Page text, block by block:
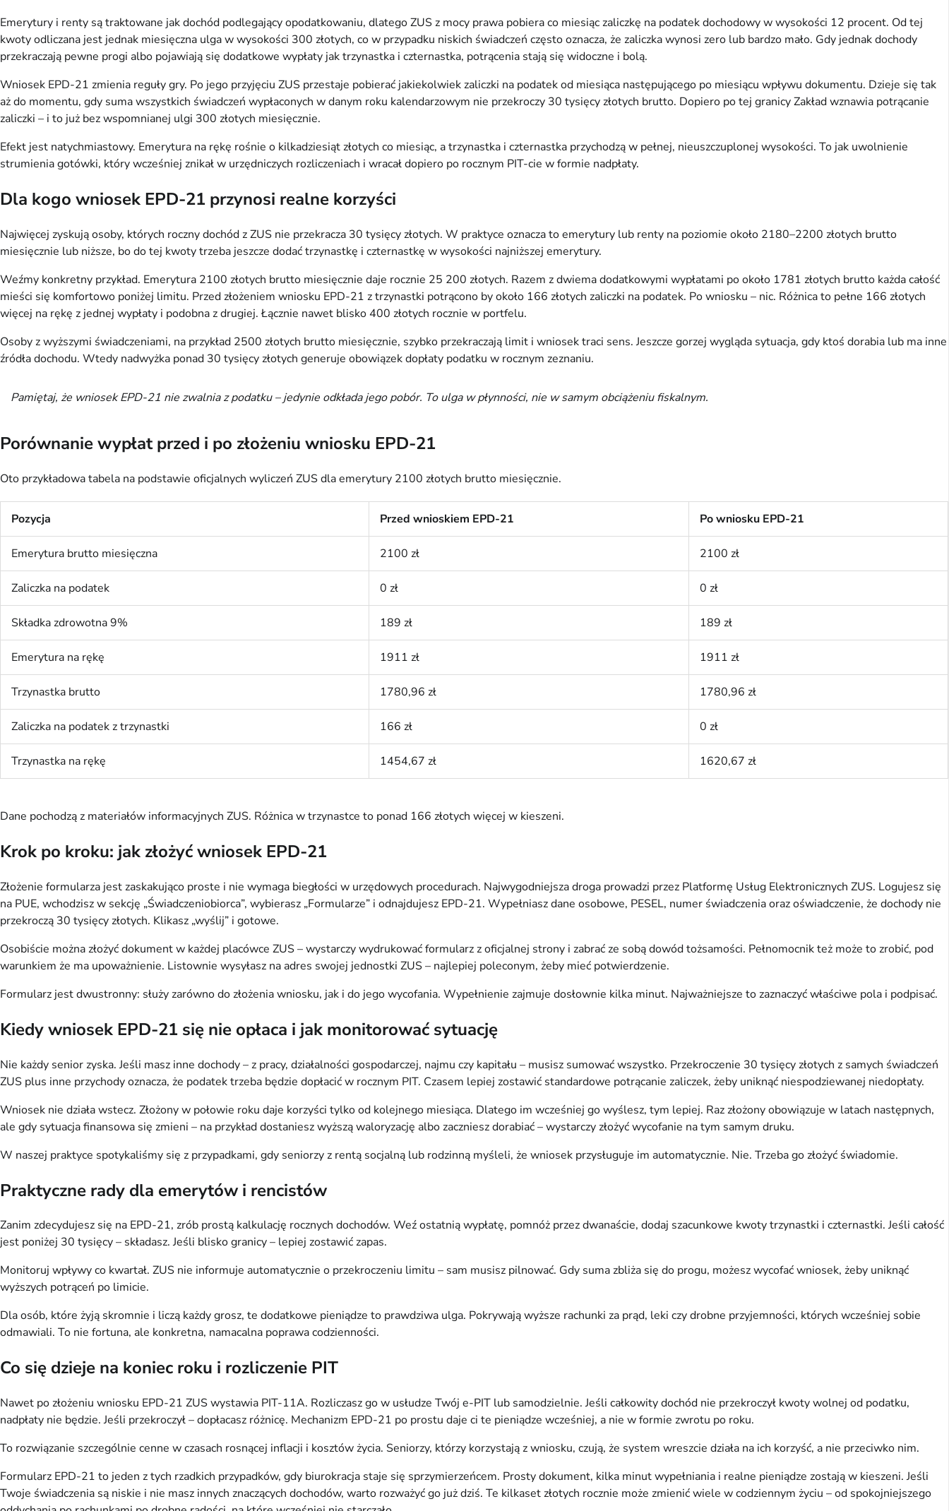
Emerytury i renty są traktowane jak dochód podlegający opodatkowaniu, dlatego ZUS z mocy prawa pobiera co miesiąc zaliczkę na podatek dochodowy w wysokości 12 procent. Od tej
kwoty odliczana jest jednak miesięczna ulga w wysokości 300 złotych, co w przypadku niskich świadczeń często oznacza, że zaliczka wynosi zero lub bardzo mało. Gdy jednak dochody
przekraczają pewne progi albo pojawiają się dodatkowe wypłaty jak trzynastka i czternastka, potrącenia stają się widoczne i bolą.
Wniosek EPD-21 zmienia reguły gry. Po jego przyjęciu ZUS przestaje pobierać jakiekolwiek zaliczki na podatek od miesiąca następującego po miesiącu wpływu dokumentu. Dzieje się tak
aż do momentu, gdy suma wszystkich świadczeń wypłaconych w danym roku kalendarzowym nie przekroczy 30 tysięcy złotych brutto. Dopiero po tej granicy Zakład wznawia potrącanie
zaliczki – i to już bez wspomnianej ulgi 300 złotych miesięcznie.
Efekt jest natychmiastowy. Emerytura na rękę rośnie o kilkadziesiąt złotych co miesiąc, a trzynastka i czternastka przychodzą w pełnej, nieuszczuplonej wysokości. To jak uwolnienie
strumienia gotówki, który wcześniej znikał w urzędniczych rozliczeniach i wracał dopiero po rocznym PIT-cie w formie nadpłaty.
Dla kogo wniosek EPD-21 przynosi realne korzyści
Najwięcej zyskują osoby, których roczny dochód z ZUS nie przekracza 30 tysięcy złotych. W praktyce oznacza to emerytury lub renty na poziomie około 2180–2200 złotych brutto
miesięcznie lub niższe, bo do tej kwoty trzeba jeszcze dodać trzynastkę i czternastkę w wysokości najniższej emerytury.
Weźmy konkretny przykład. Emerytura 2100 złotych brutto miesięcznie daje rocznie 25 200 złotych. Razem z dwiema dodatkowymi wypłatami po około 1781 złotych brutto każda całość
mieści się komfortowo poniżej limitu. Przed złożeniem wniosku EPD-21 z trzynastki potrącono by około 166 złotych zaliczki na podatek. Po wniosku – nic. Różnica to pełne 166 złotych
więcej na rękę z jednej wypłaty i podobna z drugiej. Łącznie nawet blisko 400 złotych rocznie w portfelu.
Osoby z wyższymi świadczeniami, na przykład 2500 złotych brutto miesięcznie, szybko przekraczają limit i wniosek traci sens. Jeszcze gorzej wygląda sytuacja, gdy ktoś dorabia lub ma inne
źródła dochodu. Wtedy nadwyżka ponad 30 tysięcy złotych generuje obowiązek dopłaty podatku w rocznym zeznaniu.
Pamiętaj, że wniosek EPD-21 nie zwalnia z podatku – jedynie odkłada jego pobór. To ulga w płynności, nie w samym obciążeniu fiskalnym.
Porównanie wypłat przed i po złożeniu wniosku EPD-21
Oto przykładowa tabela na podstawie oficjalnych wyliczeń ZUS dla emerytury 2100 złotych brutto miesięcznie.
Pozycja Przed wnioskiem EPD-21 Po wniosku EPD-21
Emerytura brutto miesięczna 2100 zł 2100 zł
Zaliczka na podatek 0 zł 0 zł
Składka zdrowotna 9% 189 zł 189 zł
Emerytura na rękę 1911 zł 1911 zł
Trzynastka brutto 1780,96 zł 1780,96 zł
Zaliczka na podatek z trzynastki 166 zł 0 zł
Trzynastka na rękę 1454,67 zł 1620,67 zł
Dane pochodzą z materiałów informacyjnych ZUS. Różnica w trzynastce to ponad 166 złotych więcej w kieszeni.
Krok po kroku: jak złożyć wniosek EPD-21
Złożenie formularza jest zaskakująco proste i nie wymaga biegłości w urzędowych procedurach. Najwygodniejsza droga prowadzi przez Platformę Usług Elektronicznych ZUS. Logujesz się
na PUE, wchodzisz w sekcję „Świadczeniobiorca”, wybierasz „Formularze” i odnajdujesz EPD-21. Wypełniasz dane osobowe, PESEL, numer świadczenia oraz oświadczenie, że dochody nie
przekroczą 30 tysięcy złotych. Klikasz „wyślij” i gotowe.
Osobiście można złożyć dokument w każdej placówce ZUS – wystarczy wydrukować formularz z oficjalnej strony i zabrać ze sobą dowód tożsamości. Pełnomocnik też może to zrobić, pod
warunkiem że ma upoważnienie. Listownie wysyłasz na adres swojej jednostki ZUS – najlepiej poleconym, żeby mieć potwierdzenie.
Formularz jest dwustronny: służy zarówno do złożenia wniosku, jak i do jego wycofania. Wypełnienie zajmuje dosłownie kilka minut. Najważniejsze to zaznaczyć właściwe pola i podpisać.
Kiedy wniosek EPD-21 się nie opłaca i jak monitorować sytuację
Nie każdy senior zyska. Jeśli masz inne dochody – z pracy, działalności gospodarczej, najmu czy kapitału – musisz sumować wszystko. Przekroczenie 30 tysięcy złotych z samych świadczeń
ZUS plus inne przychody oznacza, że podatek trzeba będzie dopłacić w rocznym PIT. Czasem lepiej zostawić standardowe potrącanie zaliczek, żeby uniknąć niespodziewanej niedopłaty.
Wniosek nie działa wstecz. Złożony w połowie roku daje korzyści tylko od kolejnego miesiąca. Dlatego im wcześniej go wyślesz, tym lepiej. Raz złożony obowiązuje w latach następnych,
ale gdy sytuacja finansowa się zmieni – na przykład dostaniesz wyższą waloryzację albo zaczniesz dorabiać – wystarczy złożyć wycofanie na tym samym druku.
W naszej praktyce spotykaliśmy się z przypadkami, gdy seniorzy z rentą socjalną lub rodzinną myśleli, że wniosek przysługuje im automatycznie. Nie. Trzeba go złożyć świadomie.
Praktyczne rady dla emerytów i rencistów
Zanim zdecydujesz się na EPD-21, zrób prostą kalkulację rocznych dochodów. Weź ostatnią wypłatę, pomnóż przez dwanaście, dodaj szacunkowe kwoty trzynastki i czternastki. Jeśli całość
jest poniżej 30 tysięcy – składasz. Jeśli blisko granicy – lepiej zostawić zapas.
Monitoruj wpływy co kwartał. ZUS nie informuje automatycznie o przekroczeniu limitu – sam musisz pilnować. Gdy suma zbliża się do progu, możesz wycofać wniosek, żeby uniknąć
wyższych potrąceń po limicie.
Dla osób, które żyją skromnie i liczą każdy grosz, te dodatkowe pieniądze to prawdziwa ulga. Pokrywają wyższe rachunki za prąd, leki czy drobne przyjemności, których wcześniej sobie
odmawiali. To nie fortuna, ale konkretna, namacalna poprawa codzienności.
Co się dzieje na koniec roku i rozliczenie PIT
Nawet po złożeniu wniosku EPD-21 ZUS wystawia PIT-11A. Rozliczasz go w usłudze Twój e-PIT lub samodzielnie. Jeśli całkowity dochód nie przekroczył kwoty wolnej od podatku,
nadpłaty nie będzie. Jeśli przekroczył – dopłacasz różnicę. Mechanizm EPD-21 po prostu daje ci te pieniądze wcześniej, a nie w formie zwrotu po roku.
To rozwiązanie szczególnie cenne w czasach rosnącej inflacji i kosztów życia. Seniorzy, którzy korzystają z wniosku, czują, że system wreszcie działa na ich korzyść, a nie przeciwko nim.
Formularz EPD-21 to jeden z tych rzadkich przypadków, gdy biurokracja staje się sprzymierzeńcem. Prosty dokument, kilka minut wypełniania i realne pieniądze zostają w kieszeni. Jeśli
Twoje świadczenia są niskie i nie masz innych znaczących dochodów, warto rozważyć go już dziś. Te kilkaset złotych rocznie może zmienić wiele w codziennym życiu – od spokojniejszego